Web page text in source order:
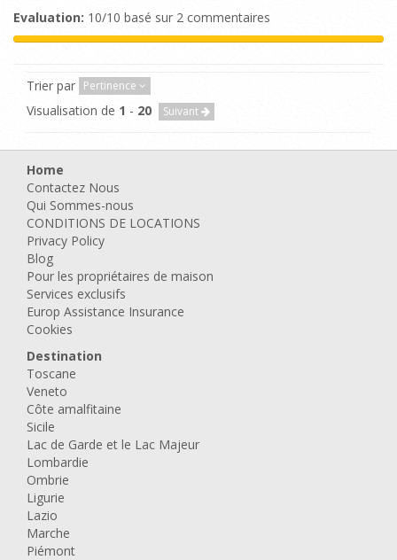
Evaluation: 10/10 basé sur 2 commentaires
Trier par Pertinence
Visualisation de 1 - 20 Suivant
Home
Contactez Nous
Qui Sommes-nous
CONDITIONS DE LOCATIONS
Privacy Policy
Blog
Pour les propriétaires de maison
Services exclusifs
Europ Assistance Insurance
Cookies
Destination
Toscane
Veneto
Côte amalfitaine
Sicile
Lac de Garde et le Lac Majeur
Lombardie
Ombrie
Ligurie
Lazio
Marche
Piémont